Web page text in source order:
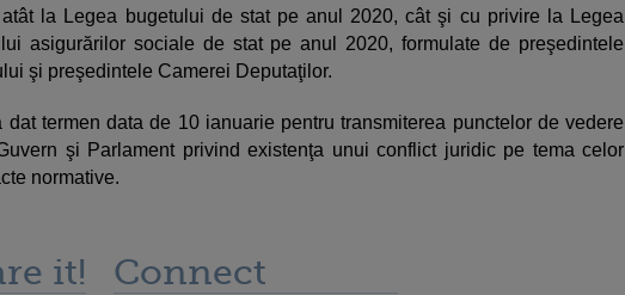
la Legea bugetului de stat pe anul 2020, cât şi cu privire la Legea
asigurărilor sociale de stat pe anul 2020, formulate de preşedintele
şi preşedintele Camerei Deputaţilor.
dat termen data de 10 ianuarie pentru transmiterea punctelor de vedere
şi Parlament privind existenţa unui conflict juridic pe tema celor
normative.
it! Connect